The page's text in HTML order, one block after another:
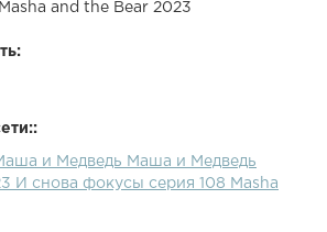
and the Bear 2023
и Медведь Маша и Медведь
снова фокусы серия 108 Masha